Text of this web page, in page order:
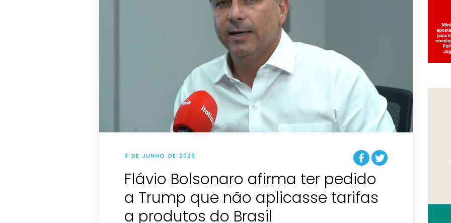
3 DE JUNHO DE 2026
Flávio Bolsonaro afirma ter pedido
a Trump que não aplicasse tarifas
a produtos do Brasil